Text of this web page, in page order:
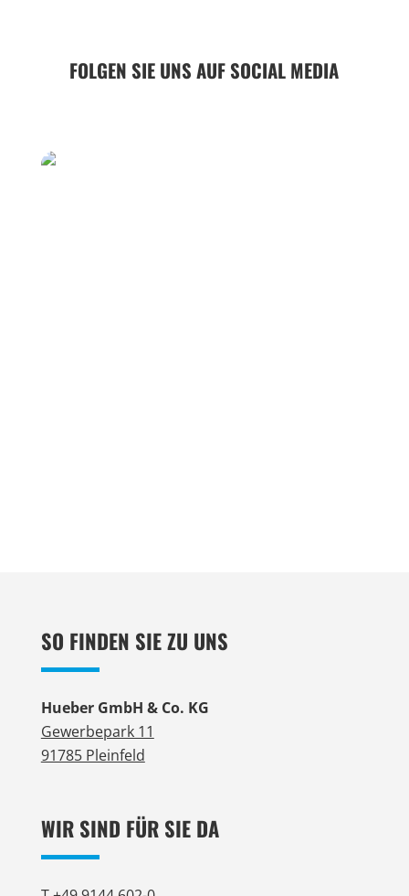
FOLGEN SIE UNS AUF SOCIAL MEDIA
SO FINDEN SIE ZU UNS
Hueber GmbH & Co. KG
Gewerbepark 11
91785 Pleinfeld
WIR SIND FÜR SIE DA